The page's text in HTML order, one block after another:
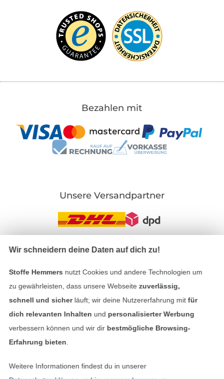
Bezahlen mit
Unsere Versandpartner
Impressum
Datenschutz
Wir schneidern deine Daten auf dich zu!
Stoffe Hemmers nutzt Cookies und andere Technologien um
zu gewährleisten, dass unsere Webseite zuverlässig,
schnell und sicherläuft; wir deine Nutzererfahrung mitfür
dich relevanten Inhalten und personalisierter Werbung
verbessern können und wir dir bestmögliche Browsing-
Erfahrung bieten
Weitere Informationen findest du in unserer